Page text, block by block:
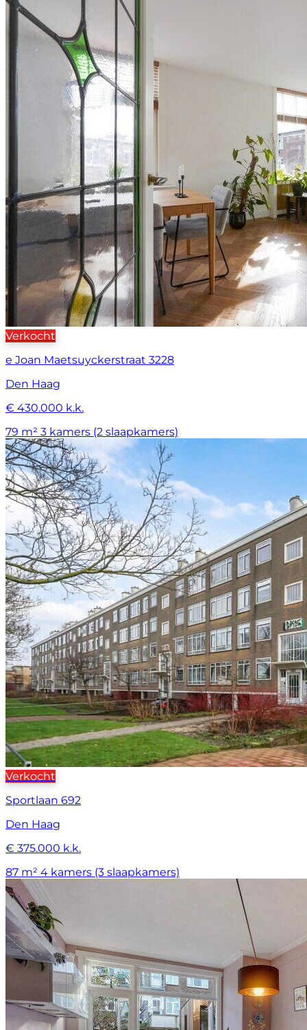
Verkocht
e Joan Maetsuyckerstraat 3228
Den Haag
€ 430.000 k.k.
79 m² 3 kamers (2 slaapkamers)
Verkocht
Sportlaan 692
Den Haag
€ 375.000 k.k.
87 m² 4 kamers (3 slaapkamers)